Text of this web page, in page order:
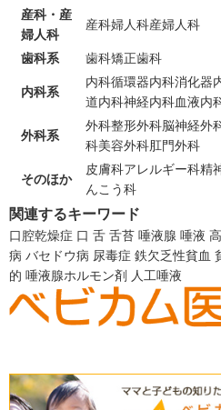
産科・産
婦人科
産科婦人科産婦人科
歯科系 歯科矯正歯科
内科系
内科循環器内科消化器
道内科神経内科血液内
外科系
外科整形外科脳神経外
科美容外科肛門外科
そのほか
皮膚科アレルギー科精
んこう科
関連するキーワード
口腔乾燥症 口 舌 舌苔 唾液腺 唾液
病 バセドウ病 尿毒症 鉄欠乏性貧血
的 唾液腺ホルモン剤 人工唾液